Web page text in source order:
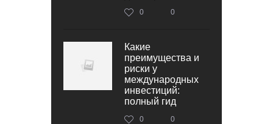
0 0
Какие
преимущества и
риски у
международных
инвестиций:
полный гид
0 0